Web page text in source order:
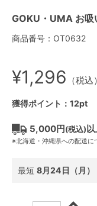
GOKU・UMA お吸
商品番号：OT0632
¥1,296 （税込）
獲得ポイント：12pt
5,000円(税込)
※北海道・沖縄県への配送に
最短 8月24日（月）